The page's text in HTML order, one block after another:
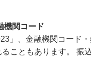
機関コード
」、金融機関コード
こともあります。 振